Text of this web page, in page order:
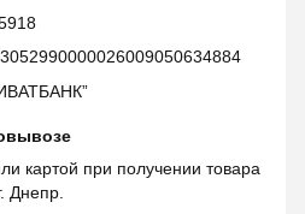
картой при получении товара
Днепр.